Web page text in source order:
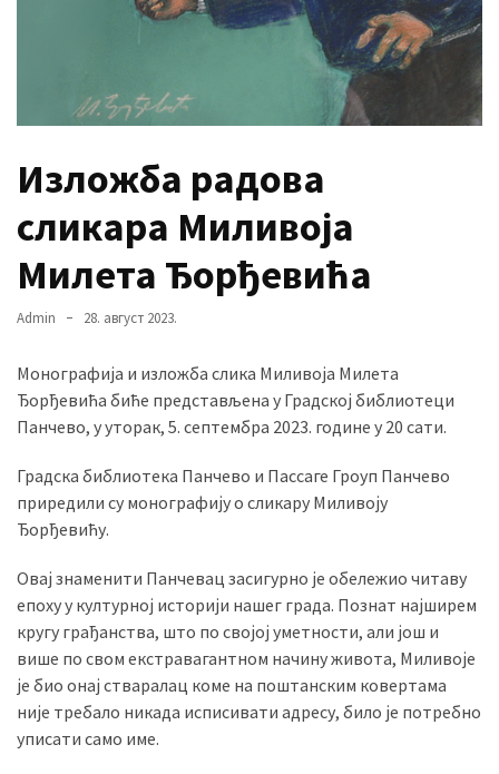
CATEGORIES
Вести
(872)
ГРАДОВИ
Пландиште
(139)
Uncategorized
(493)
Панчево
Чланци
(306)
Ковачица
(143)
Изложба радова
сликара Миливоја
Милета Ђорђевића
Admin 28. август 2023.
Монографија и изложба слика Миливоја Милета
Ђорђевића биће представљена у Градској библиотеци
Панчево, у уторак, 5. септембра 2023. године у 20 сати.
Градска библиотека Панчево и Пассаге Гроуп Панчево
приредили су монографију о сликару Миливоју
Ђорђевићу.
Овај знаменити Панчевац засигурно је обележио читаву
епоху у културној историји нашег града. Познат најширем
кругу грађанства, што по својој уметности, али још и
више по свом екстравагантном начину живота, Миливоје
је био онај стваралац коме на поштанским ковертама
није требало никада исписивати адресу, било је потребно
уписати само име.